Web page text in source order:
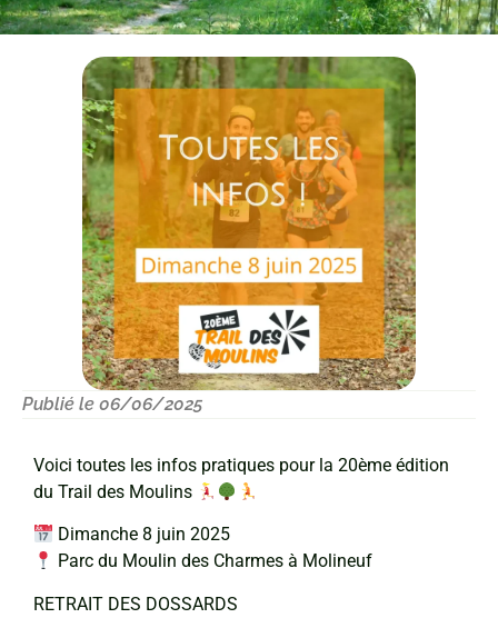
Publié le 06/06/2025
Voici toutes les infos pratiques pour la 20ème édition
du Trail des Moulins
Dimanche 8 juin 2025
Parc du Moulin des Charmes à Molineuf
RETRAIT DES DOSSARDS